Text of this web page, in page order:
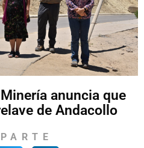
anuncia que
de Andacollo